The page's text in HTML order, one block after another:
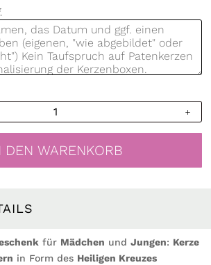
DEN WARENKORB
für Mädchen und Jungen: Kerze
in Form des Heiligen Kreuzes